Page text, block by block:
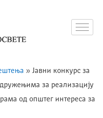
» Јавни конкурс за
за реализацију
од општег интереса за